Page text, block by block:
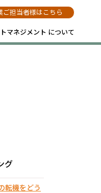
ご担当者様はこちら
マネジメント について
グ
転機をどう